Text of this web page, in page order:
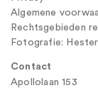
Algemene
Rechtsgebieden
Fotografie:
Contact
Apollolaan 153